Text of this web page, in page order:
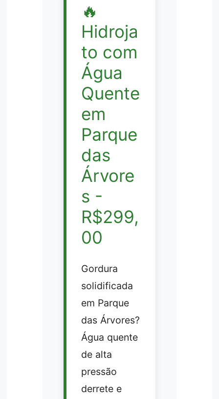
🔥
Hidroja
to com
Água
Quente
em
Parque
das
Árvore
s -
R$299,
00
Gordura
solidificada
em Parque
das Árvores?
Água quente
de alta
pressão
derrete e